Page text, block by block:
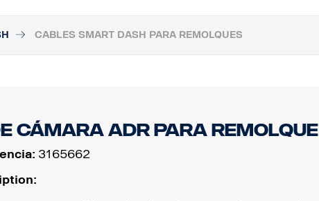
CABLES SMART DASH PARA REMOLQUES
cámara ADR para remolque
3165662